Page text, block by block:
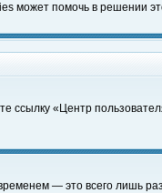
может помочь в решении
ссылку «Центр
— это всего лишь